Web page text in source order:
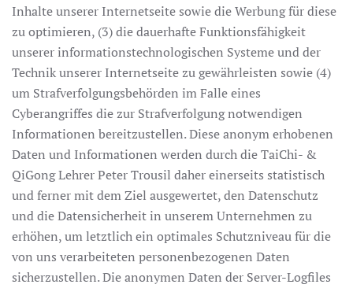
Inhalte unserer Internetseite sowie die Werbung für diese
zu optimieren, (3) die dauerhafte Funktionsfähigkeit
unserer informationstechnologischen Systeme und der
Technik unserer Internetseite zu gewährleisten sowie (4)
um Strafverfolgungsbehörden im Falle eines
Cyberangriffes die zur Strafverfolgung notwendigen
Informationen bereitzustellen. Diese anonym erhobenen
Daten und Informationen werden durch die TaiChi- &
QiGong Lehrer Peter Trousil daher einerseits statistisch
und ferner mit dem Ziel ausgewertet, den Datenschutz
und die Datensicherheit in unserem Unternehmen zu
erhöhen, um letztlich ein optimales Schutzniveau für die
von uns verarbeiteten personenbezogenen Daten
sicherzustellen. Die anonymen Daten der Server-Logfiles